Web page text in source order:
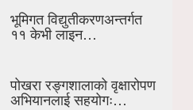
भूमिगत विद्युतीकरणअन्तर्गत
११ केभी लाइन…
पोखरा रङ्गशालाको वृक्षारोपण
अभियानलाई सहयोगः…